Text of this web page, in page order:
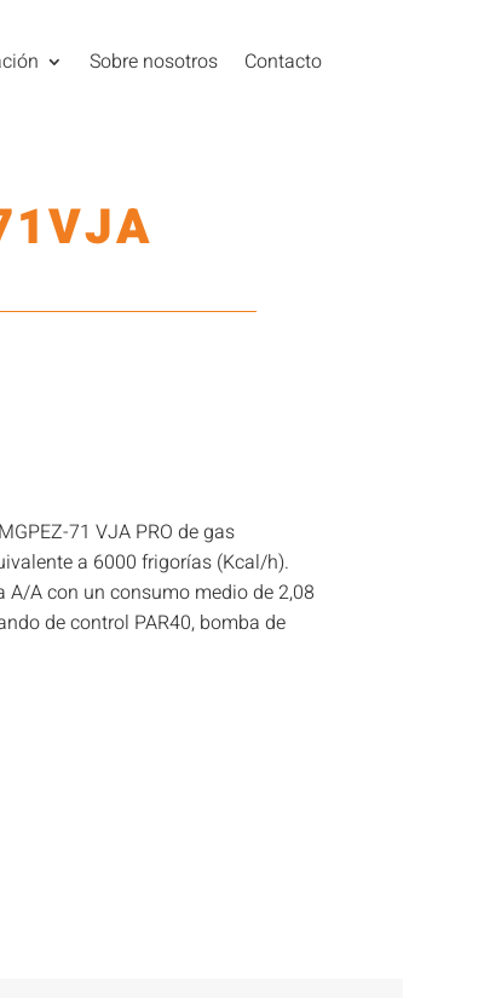
Sobre nosotros Contacto
71 VJA PRO de gas
a 6000 frigorías (Kcal/h).
A/A con un consumo medio de 2,08
de control PAR40, bomba de